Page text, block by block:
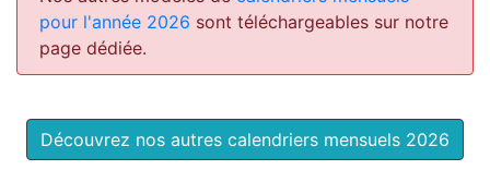
pour l'année 2026 sont téléchargeables sur notre
page dédiée.
Découvrez nos autres calendriers mensuels 2026